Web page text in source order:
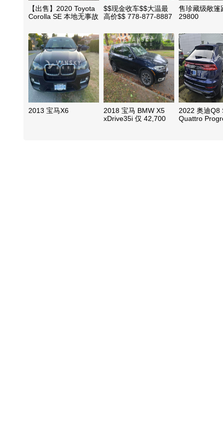
【出售】2020 Toyota
Corolla SE 本地无事故
$$现金收车$$大温最
高价$$ 778-877-8887
售珍藏级敞篷
29800
2013 宝马X6
2018 宝马 BMW X5
xDrive35i 仅 42,700
2022 奥迪Q8
Quattro